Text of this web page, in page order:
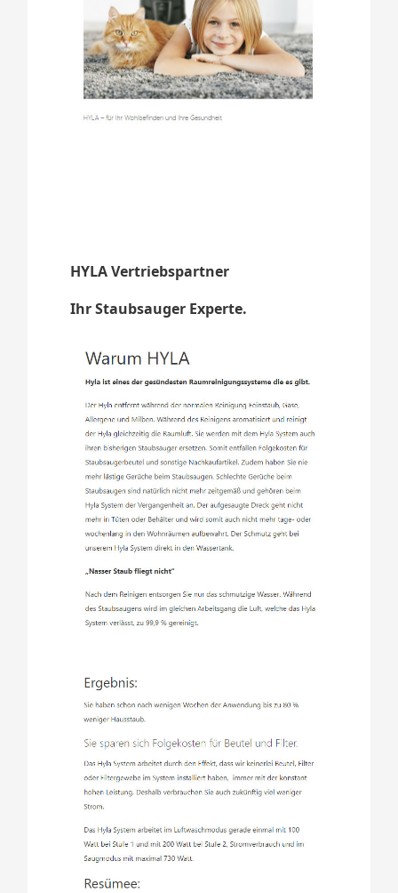
HYLA Vertriebspartner
Ihr Staubsauger Experte.